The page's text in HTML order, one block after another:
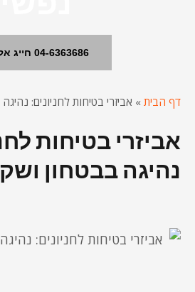
04-6363686 חייג אלינו
דף הבית» אביזרי בטיחות לחניונים:
אביזרי בטיחות
נהיגה בבטחון